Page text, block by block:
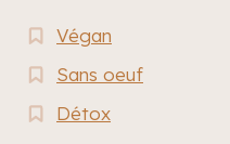
Végan
Sans oeuf
Détox